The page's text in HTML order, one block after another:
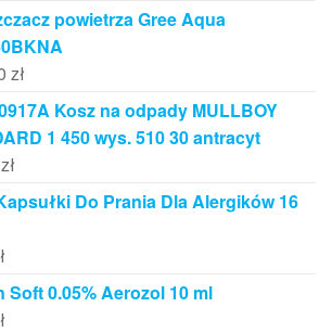
powietrza Gree Aqua
zł
Kosz na odpady MULLBOY
1 450 wys. 510 30 antracyt
zł
Do Prania Dla Alergików 16
Soft 0.05% Aerozol 10 ml